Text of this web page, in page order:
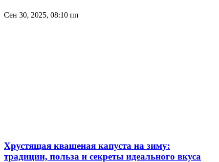
Сен 30, 2025, 08:10 пп
Хрустящая квашеная капуста на зиму:
традиции, польза и секреты идеального вкуса